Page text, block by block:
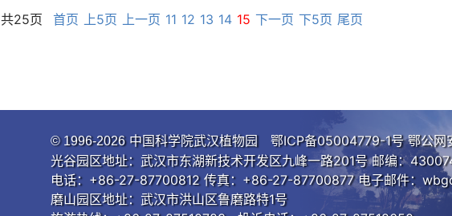
共25页 首页 上5页 上一页 11 12 13 14 15 下一页 下5页 尾页
© 1996-2026中国科学院武汉植物园鄂ICP备05004779-1号鄂公网
光谷园区地址：武汉市东湖新技术开发区九峰一路201号 邮编：
电话：+86-27-87700812 传真：+86-27-87700877 电子邮件：
磨山园区地址：武汉市洪山区鲁磨路特1号